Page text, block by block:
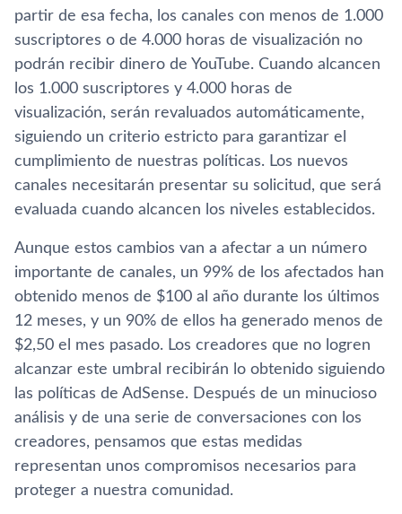
partir de esa fecha, los canales con menos de 1.000
suscriptores o de 4.000 horas de visualización no
podrán recibir dinero de YouTube. Cuando alcancen
los 1.000 suscriptores y 4.000 horas de
visualización, serán revaluados automáticamente,
siguiendo un criterio estricto para garantizar el
cumplimiento de nuestras polí­ticas. Los nuevos
canales necesitarán presentar su solicitud, que será
evaluada cuando alcancen los niveles establecidos.
Aunque estos cambios van a afectar a un número
importante de canales, un 99% de los afectados han
obtenido menos de $100 al año durante los últimos
12 meses, y un 90% de ellos ha generado menos de
$2,50 el mes pasado. Los creadores que no logren
alcanzar este umbral recibirán lo obtenido siguiendo
las polí­ticas de AdSense. Después de un minucioso
análisis y de una serie de conversaciones con los
creadores, pensamos que estas medidas
representan unos compromisos necesarios para
proteger a nuestra comunidad.